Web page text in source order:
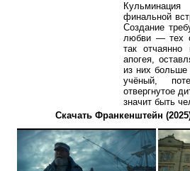
финальной
Создание
любви — тех
так отчаянно
апогея,
из них больше
учёный,
отвергнутое
значит быть
Скачать Франкенштейн